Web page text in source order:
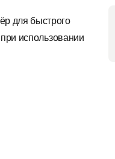
для быстрого
использовании